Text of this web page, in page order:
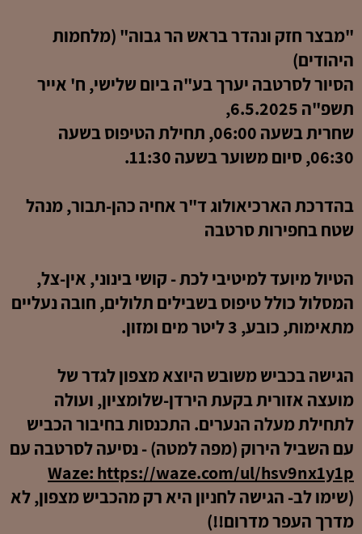
"מבצר חזק ונהדר בראש הר גבוה" (מלחמות
היהודים)
הסיור לסרטבה יערך בע"ה ביום שלישי, ח' אייר
תשפ"ה 6.5.2025,
שחרית בשעה 06:00, תחילת הטיפוס בשעה
06:30, סיום משוער בשעה 11:30.
בהדרכת הארכיאולוג ד"ר אחיה כהן-תבור, מנהל
שטח בחפירות סרטבה
הטיול מיועד למיטיבי לכת - קושי בינוני, אין-צל,
המסלול כולל טיפוס בשבילים תלולים, חובה נעליים
מתאימות, כובע, 3 ליטר מים ומזון.
הגישה בכביש משובש היוצא מצפון לגדר של
מועצה אזורית בקעת הירדן-שלומציון, ועולה
לתחילת מעלה הנערים. התכנסות בחיבור הכביש
עם השביל הירוק (מפה למטה) - נסיעה לסרטבה עם
Waze: https://waze.com/ul/hsv9nx1y1p
(שימו לב- הגישה לחניון היא רק מהכביש מצפון, לא
מדרך העפר מדרום!!)